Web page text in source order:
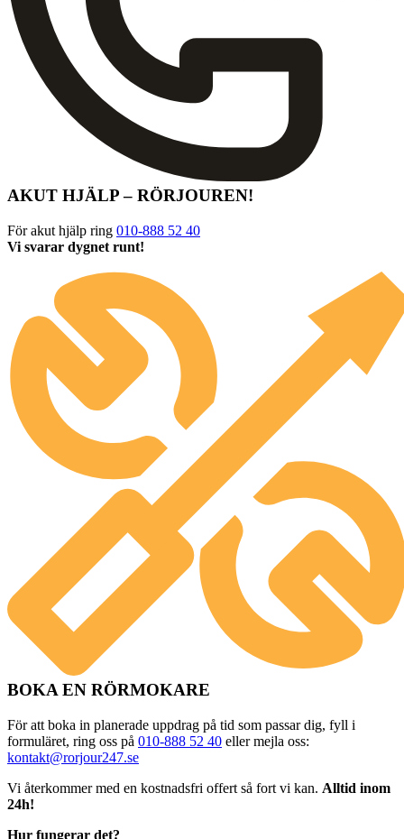
AKUT HJÄLP – RÖRJOUREN!
För akut hjälp ring 010-888 52 40
Vi svarar dygnet runt!
BOKA EN RÖRMOKARE
För att boka in planerade uppdrag på tid som passar dig, fyll i
formuläret, ring oss på 010-888 52 40 eller mejla oss:
kontakt@rorjour247.se
Vi återkommer med en kostnadsfri offert så fort vi kan. Alltid inom
24h!
Hur fungerar det?